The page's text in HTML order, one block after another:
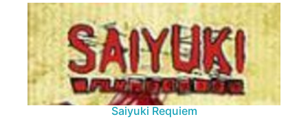
Saiyuki Requiem